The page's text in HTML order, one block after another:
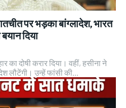
पर भड़का बांग्लादेश, भारत
दिया
का दोषी करार दिया। वहीं, हसीना ने
लौटेंगी। उन्हें फांसी की...